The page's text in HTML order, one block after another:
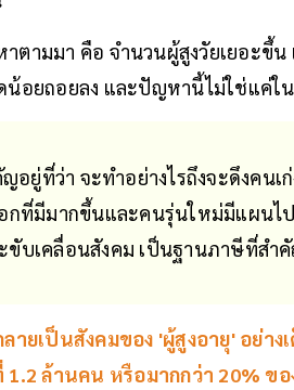
ตามมา คือ จำนวนผู้สูงวัยเยอะขึ้
น้อยถอยลง และปัญหานี้ไม่ใช่แค่ใ
อยู่ที่ว่า จะทำอย่างไรถึงจะดึงคน
กที่มีมากขึ้นและคนรุ่นใหม่มีแผนไ
ขับเคลื่อนสังคม เป็นฐานภาษีที่สำ
ายเป็นสังคมของ 'ผู้สูงอายุ' อย่า
1.2 ล้านคน หรือมากกว่า 20%